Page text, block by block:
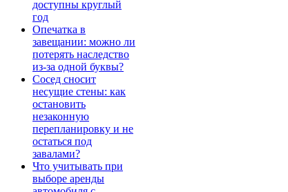
доступны круглый
год
Опечатка в
завещании: можно ли
потерять наследство
из-за одной буквы?
Сосед сносит
несущие стены: как
остановить
незаконную
перепланировку и не
остаться под
завалами?
Что учитывать при
выборе аренды